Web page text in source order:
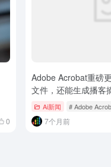
0
Adobe Acrobat重磅
文件，还能生成播客
Ai新闻 # Adobe
7个月前